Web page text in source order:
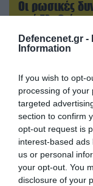
Defencenet.gr -
Information
If you wish to opt-
processing of your
targeted
section to confirm
opt-out request is
interest-based
us or personal
your opt-out. You
disclosure of your
Οι ρωσικές
από